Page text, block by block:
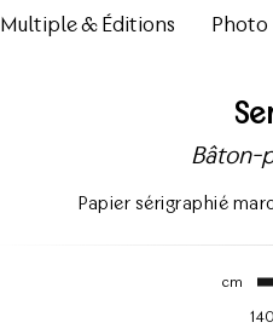
Multiple & Éditions Photo
Bâton-
Papier sérigraphié
cm